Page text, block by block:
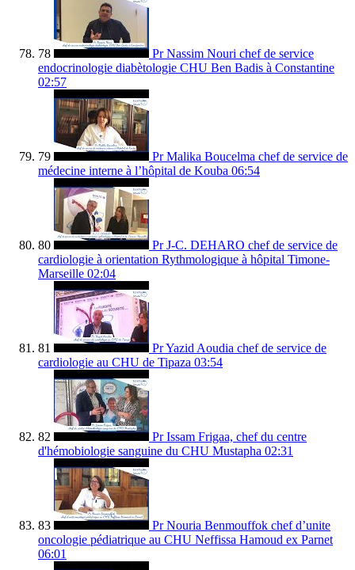
78
Pr Nassim Nouri chef de service
endocrinologie diabètologie CHU Ben Badis à Constantine
02:57
79
Pr Malika Boucelma chef de service de
médecine interne à l’hôpital de Kouba 06:54
80
Pr J-C. DEHARO chef de service de
cardiologie à orientation Rythmologique à hôpital Timone-
Marseille 02:04
81
Pr Yazid Aoudia chef de service de
cardiologie au CHU de Tipaza 03:54
82
Pr Issam Frigaa, chef du centre
d'hémobiologie sanguine du CHU Mustapha 02:31
83
Pr Nouria Benmouffok chef d’unite
oncologie pédiatrique au CHU Neffissa Hamoud ex Parnet
06:01